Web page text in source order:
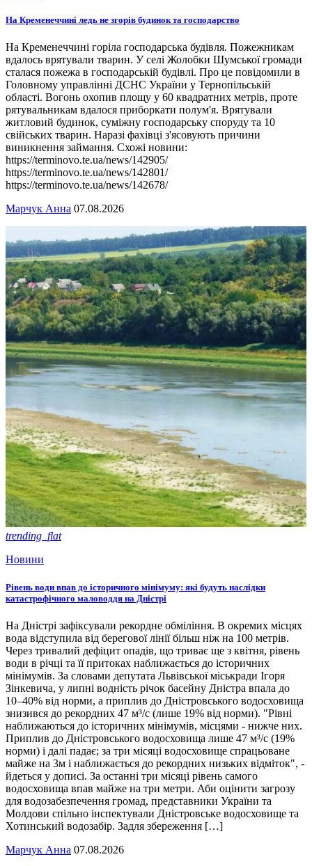
На Кременеччині ледь не згорів будинок та господарство
На Кременеччині горіла господарська будівля. Пожежникам
вдалось врятували тварин. У селі Жолобки Шумської громади
сталася пожежа в господарській будівлі. Про це повідомили в
Головному управлінні ДСНС України у Тернопільській
області. Вогонь охопив площу у 60 квадратних метрів, проте
рятувальникам вдалося приборкати полум'я. Врятували
житловий будинок, суміжну господарську споруду та 10
свійських тварин. Наразі фахівці з'ясовують причини
виникнення займання. Схожі новини:
https://terminovo.te.ua/news/142905/
https://terminovo.te.ua/news/142801/
https://terminovo.te.ua/news/142678/
Марчук Анна 07.08.2026
trending_flat
Новини
Рівень води впав до історичного мінімуму: які будуть наслідки
катастрофічного маловоддя на Дністрі
На Дністрі зафіксували рекордне обміління. В окремих місцях
вода відступила від берегової лінії більш ніж на 100 метрів.
Через тривалий дефіцит опадів, що триває ще з квітня, рівень
води в річці та її притоках наближається до історичних
мінімумів. За словами депутата Львівської міськради Ігоря
Зінкевича, у липні водність річок басейну Дністра впала до
10–40% від норми, а приплив до Дністровського водосховища
знизився до рекордних 47 м³/с (лише 19% від норми). "Рівні
наближаються до історичних мінімумів, місцями - нижче них.
Приплив до Дністровського водосховища лише 47 м³/с (19%
норми) і далі падає; за три місяці водосховище спрацьоване
майже на 3м і наближається до рекордних низьких відміток", -
йдеться у дописі. За останні три місяці рівень самого
водосховища впав майже на три метри. Аби оцінити загрозу
для водозабезпечення громад, представники України та
Молдови спільно інспектували Дністровське водосховище та
Хотинський водозабір. Задля збереження […]
Марчук Анна 07.08.2026